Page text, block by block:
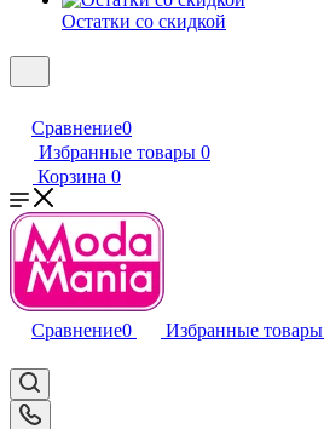
Остатки со скидкой
Сравнение0
Избранные товары 0
Корзина 0
Сравнение0 Избранные товары